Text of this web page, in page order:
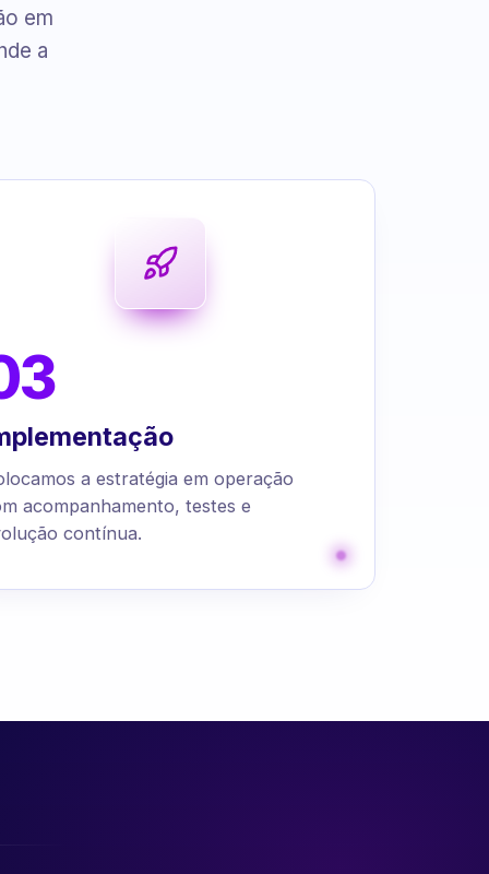
em
a
a estratégia em operação
acompanhamento, testes e
contínua.